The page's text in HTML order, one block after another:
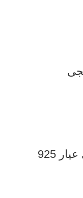
925